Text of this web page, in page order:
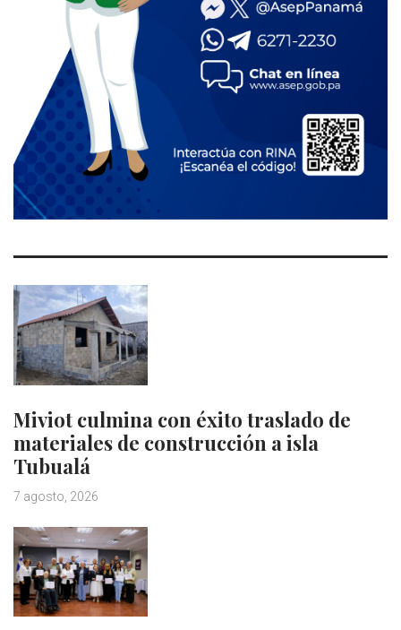
Miviot culmina con éxito traslado de
materiales de construcción a isla
Tubualá
7 agosto, 2026